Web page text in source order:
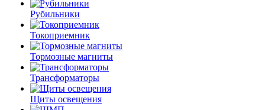
Рубильники
Токоприемник
Тормозные магниты
Трансформаторы
Щиты освещения